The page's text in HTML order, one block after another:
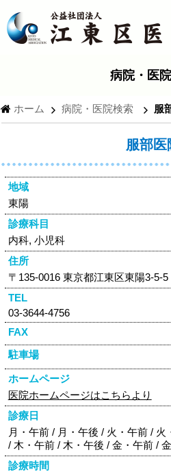
病院・医
ホーム 病院・医院検索 服
服部医
地域
東陽
診療科目
内科, 小児科
住所
〒135-0016 東京都江東区東陽3-5-5
TEL
03-3644-4756
FAX
駐車場
ホームページ
医院ホームページはこちらより
診療日
月・午前 / 月・午後 / 火・午前 /
/ 木・午前 / 木・午後 / 金・午前 /
診療時間